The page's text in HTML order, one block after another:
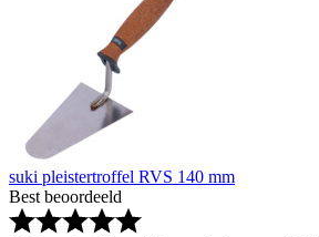
suki pleistertroffel RVS 140 mm
Best beoordeeld